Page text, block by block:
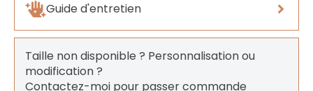
Guide d'entretien
Taille non disponible ? Personnalisation ou
modification ?
Contactez-moi pour passer commande